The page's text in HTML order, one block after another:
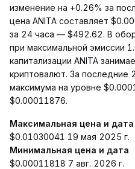
изменение на +0.26% за
цена ANITA составляет
за 24 часа — $492.62. В
при максимальной эмиссии
капитализации ANITA
криптовалют. За последние
максимума на уровне
$0.00011876.
Максимальная цена и дата
$0.01030041 19 мая 2025 г.
Минимальная цена и дата
$0.00011818 7 авг. 2026 г.